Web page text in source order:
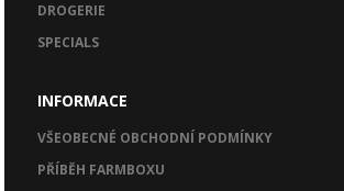
DROGERIE
SPECIALS
INFORMACE
VŠEOBECNÉ OBCHODNÍ PODMÍNKY
PŘÍBĚH FARMBOXU